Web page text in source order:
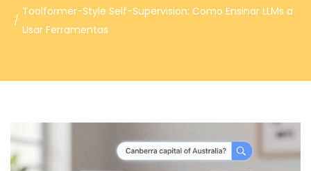
Toolformer-Style Self-Supervision: Como Ensinar LLMs a
Usar Ferramentas